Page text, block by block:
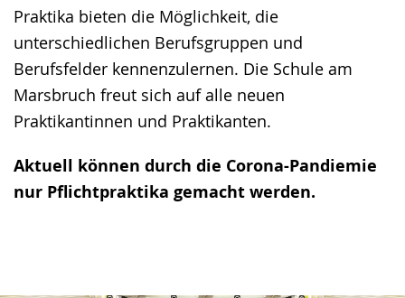
Praktika bieten die Möglichkeit, die
unterschiedlichen Berufsgruppen und
Berufsfelder kennenzulernen. Die Schule am
Marsbruch freut sich auf alle neuen
Praktikantinnen und Praktikanten.
Aktuell können durch die Corona-Pandiemie
nur Pflichtpraktika gemacht werden.
Gebärdensprache
wird
angezeigt.